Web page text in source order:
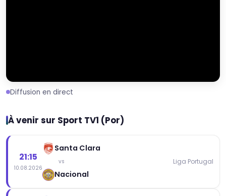
Diffusion en direct
À venir sur Sport TV1 (Por)
21:15
10.08.2026
Santa Clara
vs
Nacional
Liga Portugal